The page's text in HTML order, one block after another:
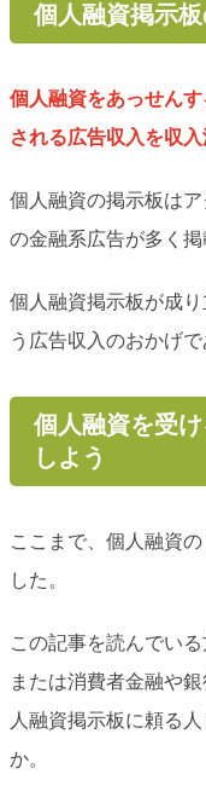
個人融資掲示
個人融資をあっせん
される広告収入を収入
個人融資の掲示板は
の金融系広告が多く掲
個人融資掲示板が成
う広告収入のおかげで
個人融資を受
しよう
ここまで、個人融資
した。
この記事を読んでい
または消費者金融や
人融資掲示板に頼る
か。